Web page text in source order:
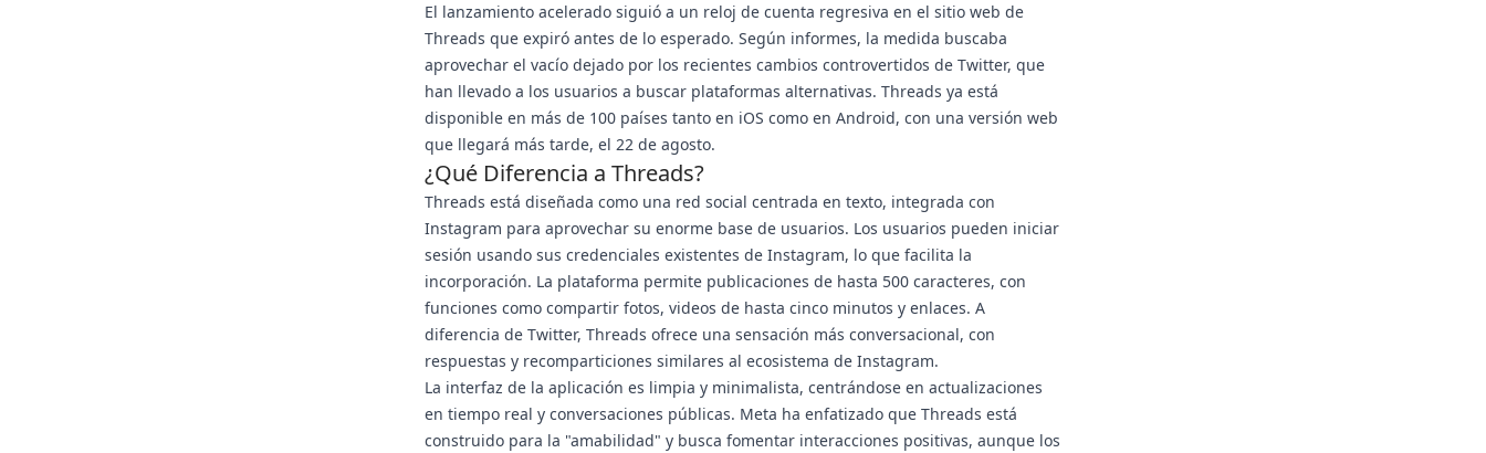
El lanzamiento acelerado siguió a un reloj de cuenta regresiva en el sitio web de
Threads que expiró antes de lo esperado. Según informes, la medida buscaba
aprovechar el vacío dejado por los recientes cambios controvertidos de Twitter, que
han llevado a los usuarios a buscar plataformas alternativas. Threads ya está
disponible en más de 100 países tanto en iOS como en Android, con una versión web
que llegará más tarde, el 22 de agosto.
¿Qué Diferencia a Threads?
Threads está diseñada como una red social centrada en texto, integrada con
Instagram para aprovechar su enorme base de usuarios. Los usuarios pueden iniciar
sesión usando sus credenciales existentes de Instagram, lo que facilita la
incorporación. La plataforma permite publicaciones de hasta 500 caracteres, con
funciones como compartir fotos, videos de hasta cinco minutos y enlaces. A
diferencia de Twitter, Threads ofrece una sensación más conversacional, con
respuestas y recomparticiones similares al ecosistema de Instagram.
La interfaz de la aplicación es limpia y minimalista, centrándose en actualizaciones
en tiempo real y conversaciones públicas. Meta ha enfatizado que Threads está
construido para la "amabilidad" y busca fomentar interacciones positivas, aunque los